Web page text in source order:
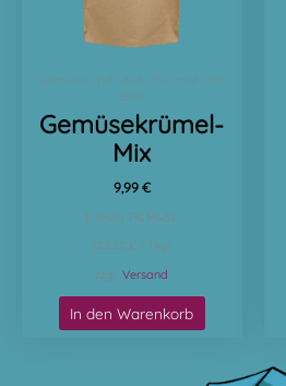
Gemüse und Obst - Krümel und
Brei
Gemüsekrümel-
Mix
9,99 €
Enthält 7% MwSt.
(22,20 € / 1 kg)
zzgl.Versand
In den Warenkorb